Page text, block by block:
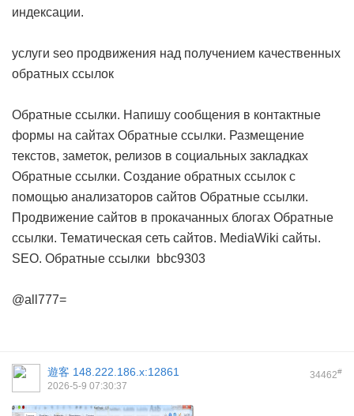
индексации.
услуги seo продвижения над получением качественных
обратных ссылок
Обратные ссылки. Напишу сообщения в контактные
формы на сайтах Обратные ссылки. Размещение
текстов, заметок, релизов в социальных закладках
Обратные ссылки. Создание обратных ссылок с
помощью анализаторов сайтов Обратные ссылки.
Продвижение сайтов в прокачанных блогах Обратные
ссылки. Тематическая сеть сайтов. MediaWiki сайты.
SEO. Обратные ссылки bbc9303
@all777=
34462#
遊客 148.222.186.x:12861
2026-5-9 07:30:37